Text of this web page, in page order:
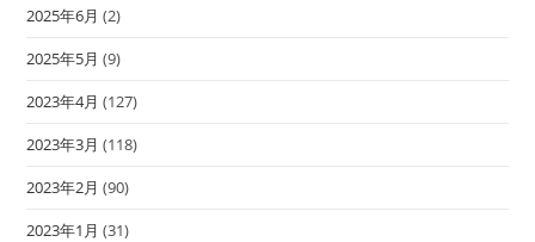
2025年6月 (2)
2025年5月 (9)
2023年4月 (127)
2023年3月 (118)
2023年2月 (90)
2023年1月 (31)